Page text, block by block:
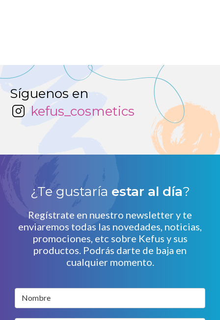
Síguenos en
kefus_cosmetics
¿Te gustaría estar al día?
Regístrate en nuestro newsletter y te
enviaremos todas las novedades, noticias,
promociones, etc sobre Kefus y sus
productos. Podrás darte de baja en
cualquier momento.
Nombre